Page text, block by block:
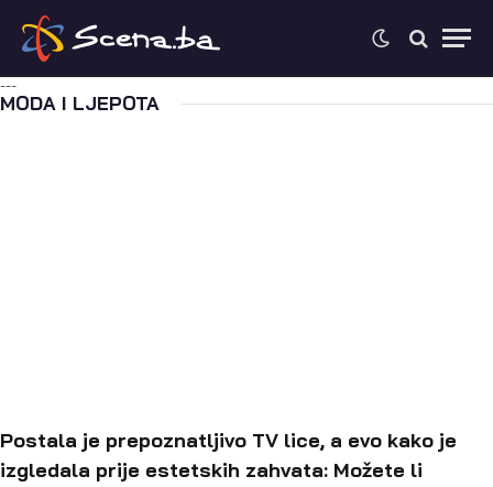
---
MODA I LJEPOTA
Postala je prepoznatljivo TV lice, a evo kako je
izgledala prije estetskih zahvata: Možete li